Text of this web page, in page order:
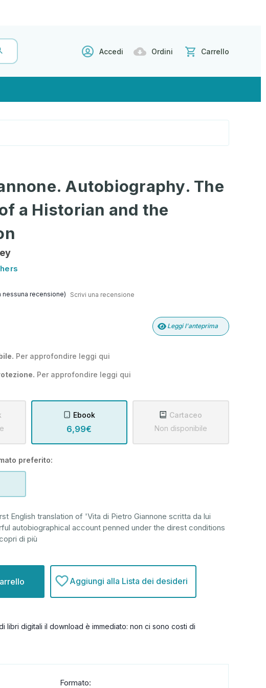
Accedi Ordini Carrello
Autobiography. The
a Historian and the
nessuna recensione) Scrivi una recensione
Leggi l'anteprima
Per approfondire leggi qui
Per approfondire leggi qui
Ebook
6,99€
Cartaceo
Non disponibile
preferito:
English translation of 'Vita di Pietro Giannone scritta da lui
autobiographical account penned under the direst conditions
di più
Aggiungi alla Lista dei desideri
libri digitali il download è immediato: non ci sono costi di
Formato: